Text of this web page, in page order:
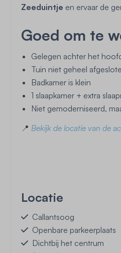
Zeeduintje en ervaar de
Goed om te
Gelegen achter het
Tuin niet geheel
Badkamer is klein
1 slaapkamer + extra
Niet gemoderniseerd,
📍 Bekijk de locatie van de
Locatie
Callantsoog
Openbare parkeerplaats
Dichtbij het centrum